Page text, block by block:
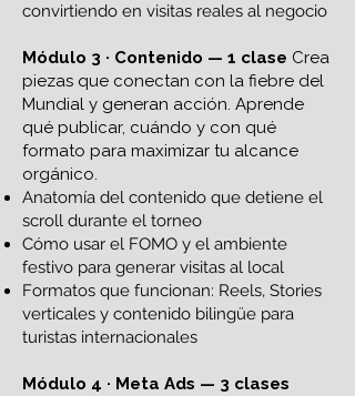
convirtiendo en visitas reales al negocio
Módulo 3 · Contenido — 1 clase Crea
piezas que conectan con la fiebre del
Mundial y generan acción. Aprende
qué publicar, cuándo y con qué
formato para maximizar tu alcance
orgánico.
Anatomía del contenido que detiene el
scroll durante el torneo
Cómo usar el FOMO y el ambiente
festivo para generar visitas al local
Formatos que funcionan: Reels, Stories
verticales y contenido bilingüe para
turistas internacionales
Módulo 4 · Meta Ads — 3 clases